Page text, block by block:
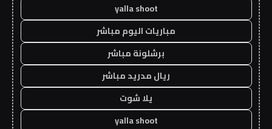
yalla shoot
مباريات اليوم مباشر
برشلونة مباشر
ريال مدريد مباشر
يلا شوت
yalla shoot